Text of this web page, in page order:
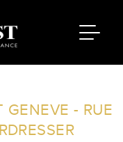
GENEVE - RUE